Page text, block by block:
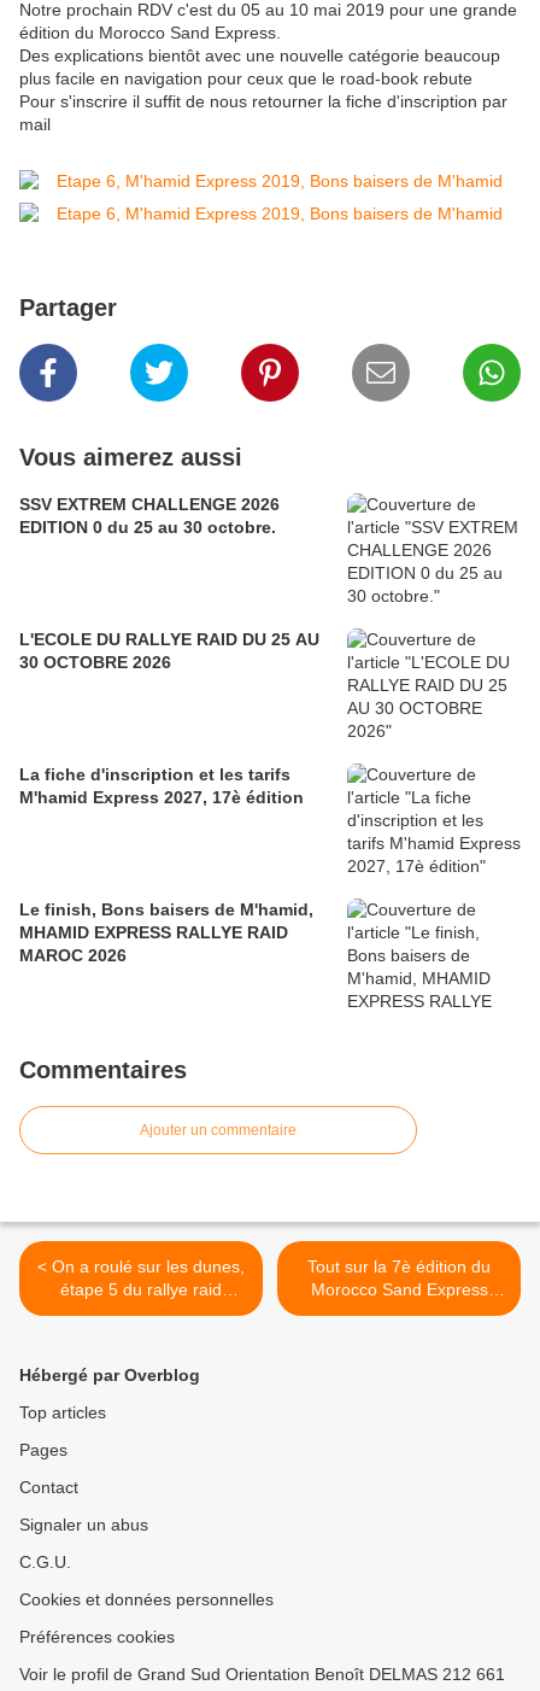
Notre prochain RDV c'est du 05 au 10 mai 2019 pour une grande
édition du Morocco Sand Express.
Des explications bientôt avec une nouvelle catégorie beaucoup
plus facile en navigation pour ceux que le road-book rebute
Pour s'inscrire il suffit de nous retourner la fiche d'inscription par
mail
Partager
Vous aimerez aussi
SSV EXTREM CHALLENGE 2026
EDITION 0 du 25 au 30 octobre.
L'ECOLE DU RALLYE RAID DU 25 AU
30 OCTOBRE 2026
La fiche d'inscription et les tarifs
M'hamid Express 2027, 17è édition
Le finish, Bons baisers de M'hamid,
MHAMID EXPRESS RALLYE RAID
MAROC 2026
Commentaires
Ajouter un commentaire
< On a roulé sur les dunes,
étape 5 du rallye raid
M'hamid Express 2019
Tout sur la 7è édition du
Morocco Sand Express
2019 du 05 au 10 mai 2019
Hébergé par Overblog
Top articles
Pages
Contact
Signaler un abus
C.G.U.
Cookies et données personnelles
Préférences cookies
Voir le profil de Grand Sud Orientation Benoît DELMAS 212 661